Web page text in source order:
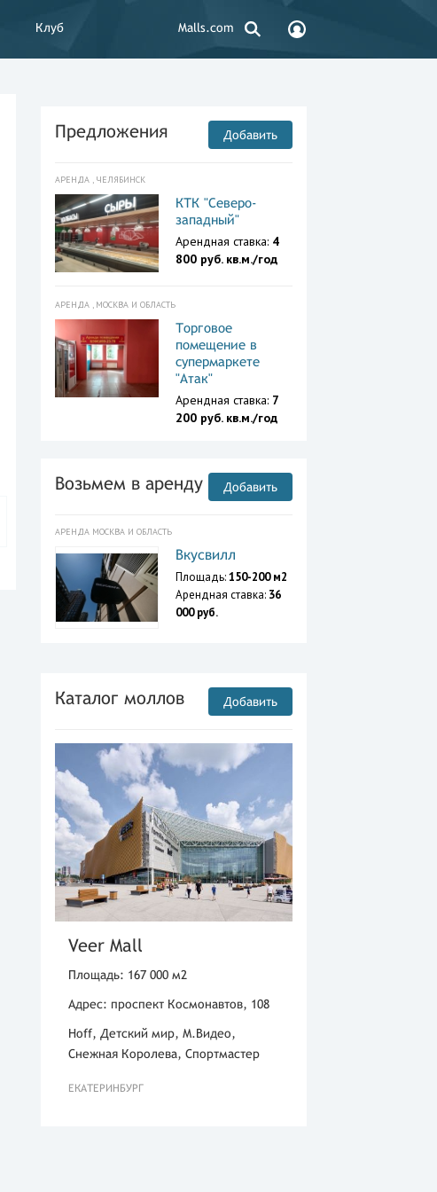
Клуб Malls.com
Предложения Добавить
АРЕНДА , ЧЕЛЯБИНСК
КТК "Северо-
западный"
Арендная ставка: 4
800 руб. кв.м./год
АРЕНДА , МОСКВА И ОБЛАСТЬ
Торговое
помещение в
супермаркете
"Атак"
Арендная ставка: 7
200 руб. кв.м./год
Возьмем в аренду Добавить
АРЕНДА МОСКВА И ОБЛАСТЬ
Вкусвилл
Площадь:150-200 м2
Арендная ставка: 36
000 руб.
Каталог моллов Добавить
Veer Mall
Площадь: 167 000 м2
Адрес: проспект Космонавтов, 108
Hoff, Детский мир, М.Видео,
Снежная Королева, Спортмастер
ЕКАТЕРИНБУРГ